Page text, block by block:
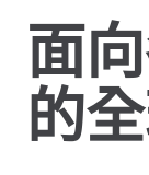
面
的